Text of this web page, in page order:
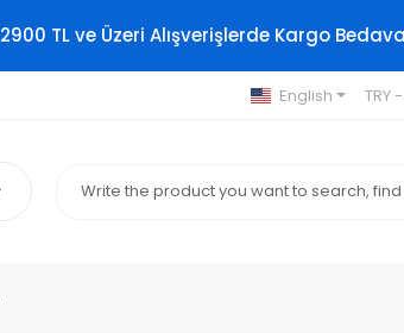
2900 TL ve Üzeri Alışverişlerde Kargo
English TRY